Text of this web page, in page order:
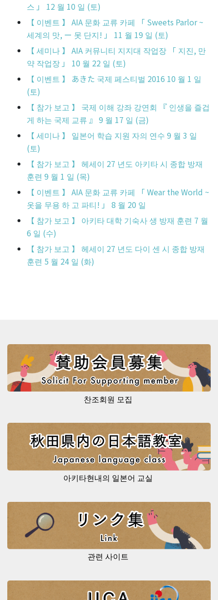
스 」 12 월 10 일 (토)
【 이벤트 】 AIA 문화 교류 카페 「 Sweets Parlor ~
세계의 맛, ー 못 단지! 」 11 월 19 일 (토)
【 세미나 】 AIA 커뮤니티 지지대 작업장 「 지진, 만
약 작업장 」 10 월 22 일 (토)
【 이벤트 】 あきた 국제 페스티벌 2016 10 월 1 일
(토)
【 참가 보고 】 국제 이해 강좌 강연회 『 인생을 즐겁
게 하는 국제 교류 』 9 월 17 일 (금)
【 세미나 】 일본어 학습 지원 자의 연수 9 월 3 일
(토)
【 참가 보고 】 헤세이 27 년도 아키타 시 종합 방재
훈련 9 월 1 일 (목)
【 이벤트 】 AIA 문화 교류 카페 「 Wear the World ~
옷을 무용 하 고 파티! 」 8 월 20 일
【 참가 보고 】 아키타 대학 기숙사 생 방재 훈련 7 월
6 일 (수)
【 참가 보고 】 헤세이 27 년도 다이 센 시 종합 방재
훈련 5 월 24 일 (화)
찬조회원 모집
아키타현내의 일본어 교실
관련 사이트